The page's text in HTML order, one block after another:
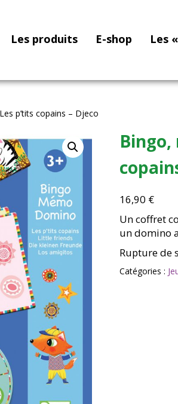
Les produits E-shop Les
p’tits copains – Djeco
Bingo,
16,90 €
Un coffret
un domino
Rupture de
Catégories :